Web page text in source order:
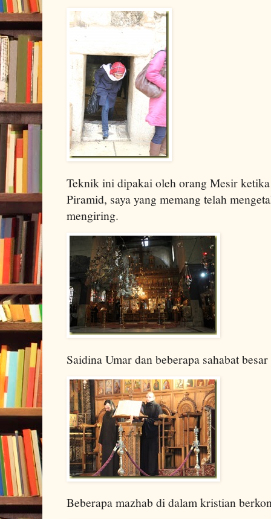
Teknik ini dipakai oleh orang Mesir
Piramid, saya yang memang telah
mengiring.
Saidina Umar dan beberapa sahabat
Beberapa mazhab di dalam kristian